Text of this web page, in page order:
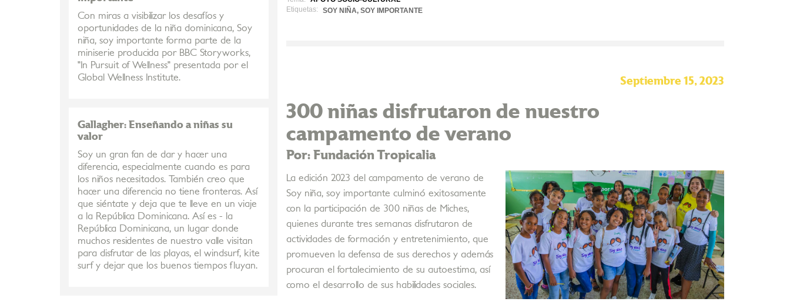
Etiquetas:
SOY NIÑA, SOY IMPORTANTE
Septiembre 15, 2023
300 niñas disfrutaron de nuestro
campamento de verano
Por: Fundación Tropicalia
La edición 2023 del campamento de verano de
Soy niña, soy importante culminó exitosamente
con la participación de 300 niñas de Miches,
quienes durante tres semanas disfrutaron de
actividades de formación y entretenimiento, que
promueven la defensa de sus derechos y además
procuran el fortalecimiento de su autoestima, así
como el desarrollo de sus habilidades sociales.
Con miras a visibilizar los desafíos y
oportunidades de la niña dominicana, Soy
niña, soy importante forma parte de la
miniserie producida por BBC Storyworks,
"In Pursuit of Wellness" presentada por el
Global Wellness Institute.
Gallagher: Enseñando a niñas su
valor
Soy un gran fan de dar y hacer una
diferencia, especialmente cuando es para
los niños necesitados. También creo que
hacer una diferencia no tiene fronteras. Así
que siéntate y deja que te lleve en un viaje
a la República Dominicana. Así es - la
República Dominicana, un lugar donde
muchos residentes de nuestro valle visitan
para disfrutar de las playas, el windsurf, kite
surf y dejar que los buenos tiempos fluyan.